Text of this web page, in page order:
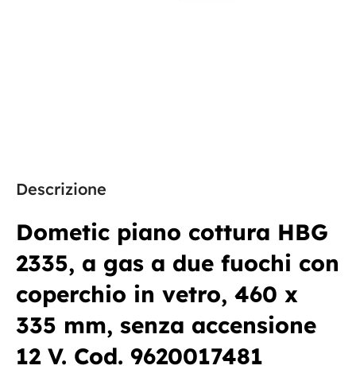
Descrizione
Dometic piano cottura HBG
2335, a gas a due fuochi con
coperchio in vetro, 460 x
335 mm, senza accensione
12 V. Cod. 9620017481